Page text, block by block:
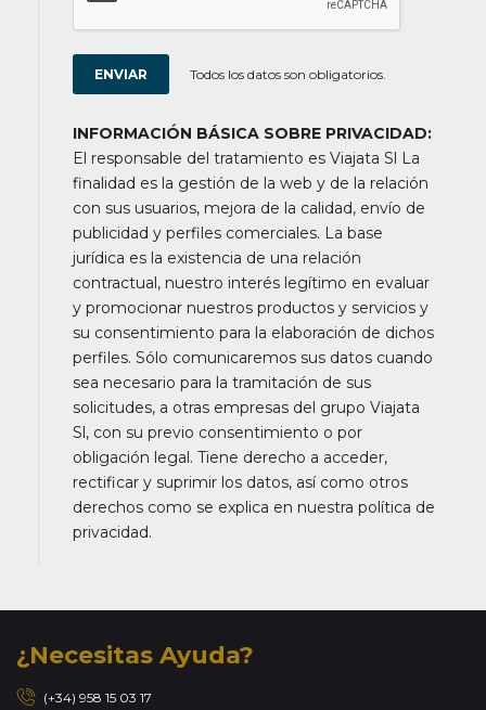
Todos los datos son obligatorios.
INFORMACIÓN BÁSICA SOBRE PRIVACIDAD:
El responsable del tratamiento es Viajata Sl La
finalidad es la gestión de la web y de la relación
con sus usuarios, mejora de la calidad, envío de
publicidad y perfiles comerciales. La base
jurídica es la existencia de una relación
contractual, nuestro interés legítimo en evaluar
y promocionar nuestros productos y servicios y
su consentimiento para la elaboración de dichos
perfiles. Sólo comunicaremos sus datos cuando
sea necesario para la tramitación de sus
solicitudes, a otras empresas del grupo Viajata
Sl, con su previo consentimiento o por
obligación legal. Tiene derecho a acceder,
rectificar y suprimir los datos, así como otros
derechos como se explica en nuestra política de
privacidad.
¿Necesitas Ayuda?
(+34) 958 15 03 17